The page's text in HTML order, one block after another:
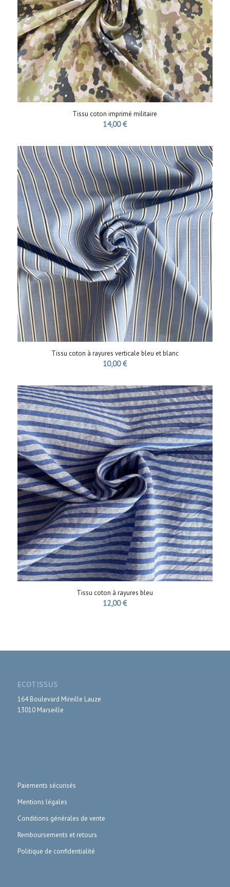
Tissu coton imprimé militaire
14,00€
Tissu coton à rayures verticale bleu et blanc
10,00€
Tissu coton à rayures bleu
12,00€
ECOTISSUS
164 Boulevard Mireille Lauze
13010 Marseille
Paiements sécurisés
Mentions légales
Conditions générales de vente
Remboursements et retours
Politique de confidentialité